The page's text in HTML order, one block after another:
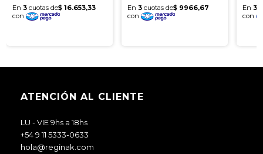
ATENCIÓN AL CLIENTE
LU - VIE 9hs a 18hs
+54 9 11 5333-0633
hola@reginak.com